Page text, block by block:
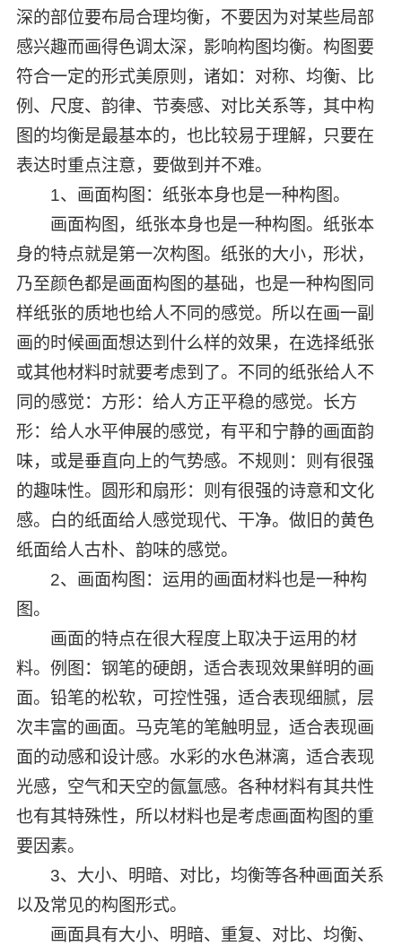
深的部位要布局合理均衡，不要因为对某些局部
感兴趣而画得色调太深，影响构图均衡。构图要
符合一定的形式美原则，诸如：对称、均衡、比
例、尺度、韵律、节奏感、对比关系等，其中构
图的均衡是最基本的，也比较易于理解，只要在
表达时重点注意，要做到并不难。
1、画面构图：纸张本身也是一种构图。
画面构图，纸张本身也是一种构图。纸张本
身的特点就是第一次构图。纸张的大小，形状，
乃至颜色都是画面构图的基础，也是一种构图同
样纸张的质地也给人不同的感觉。所以在画一副
画的时候画面想达到什么样的效果，在选择纸张
或其他材料时就要考虑到了。不同的纸张给人不
同的感觉：方形：给人方正平稳的感觉。长方
形：给人水平伸展的感觉，有平和宁静的画面韵
味，或是垂直向上的气势感。不规则：则有很强
的趣味性。圆形和扇形：则有很强的诗意和文化
感。白的纸面给人感觉现代、干净。做旧的黄色
纸面给人古朴、韵味的感觉。
2、画面构图：运用的画面材料也是一种构
图。
画面的特点在很大程度上取决于运用的材
料。例图：钢笔的硬朗，适合表现效果鲜明的画
面。铅笔的松软，可控性强，适合表现细腻，层
次丰富的画面。马克笔的笔触明显，适合表现画
面的动感和设计感。水彩的水色淋漓，适合表现
光感，空气和天空的氤氲感。各种材料有其共性
也有其特殊性，所以材料也是考虑画面构图的重
要因素。
3、大小、明暗、对比，均衡等各种画面关系
以及常见的构图形式。
画面具有大小、明暗、重复、对比、均衡、